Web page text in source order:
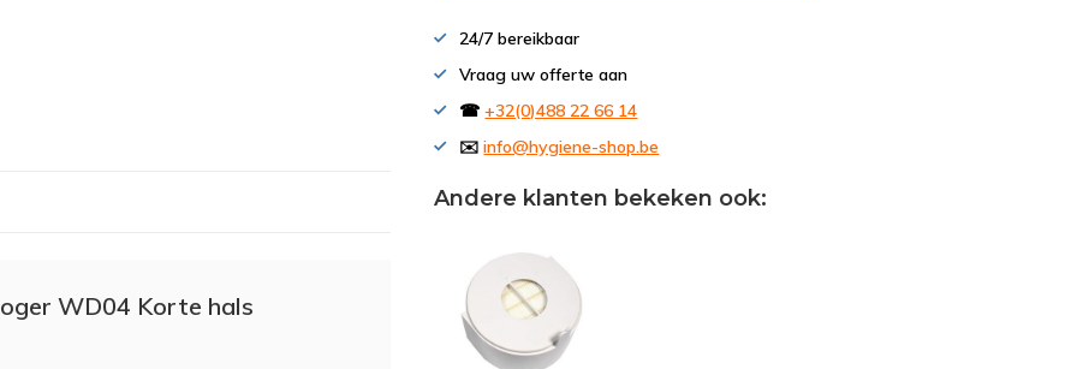
24/7 bereikbaar
Vraag uw offerte aan
☎+32(0)488 22 66 14
✉️info@hygiene-shop.be
WD04 Korte hals
Andere klanten bekeken ook: